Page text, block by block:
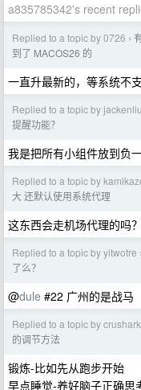
a835785342's recent
Replied to a topic by 0726 ›
到了 MACOS26 的
一直升最新的，等系统不
Replied to a topic by jackenliu
提醒功能？
我是把所有小组件放到负
Replied to a topic by
大 还默认使用系统代理
这东西会走机场代理的吗？
Replied to a topic by yitwotre ›
了么？
@dule #22 广州的是战马
Replied to a topic by crushark
的调节方法
锻炼-比如先从跑步开始
早点睡觉-养好脑子正确思